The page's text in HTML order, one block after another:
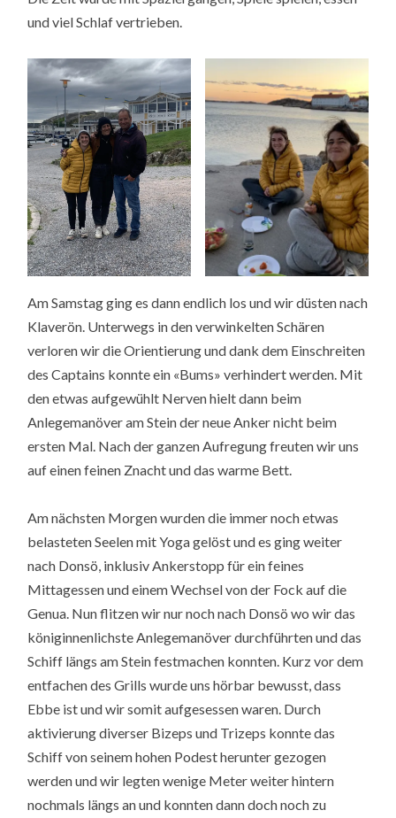
und viel Schlaf vertrieben.
Am Samstag ging es dann endlich los und wir düsten nach
Klaverön. Unterwegs in den verwinkelten Schären
verloren wir die Orientierung und dank dem Einschreiten
des Captains konnte ein «Bums» verhindert werden. Mit
den etwas aufgewühlt Nerven hielt dann beim
Anlegemanöver am Stein der neue Anker nicht beim
ersten Mal. Nach der ganzen Aufregung freuten wir uns
auf einen feinen Znacht und das warme Bett.
Am nächsten Morgen wurden die immer noch etwas
belasteten Seelen mit Yoga gelöst und es ging weiter
nach Donsö, inklusiv Ankerstopp für ein feines
Mittagessen und einem Wechsel von der Fock auf die
Genua. Nun flitzen wir nur noch nach Donsö wo wir das
königinnenlichste Anlegemanöver durchführten und das
Schiff längs am Stein festmachen konnten. Kurz vor dem
entfachen des Grills wurde uns hörbar bewusst, dass
Ebbe ist und wir somit aufgesessen waren. Durch
aktivierung diverser Bizeps und Trizeps konnte das
Schiff von seinem hohen Podest herunter gezogen
werden und wir legten wenige Meter weiter hintern
nochmals längs an und konnten dann doch noch zu